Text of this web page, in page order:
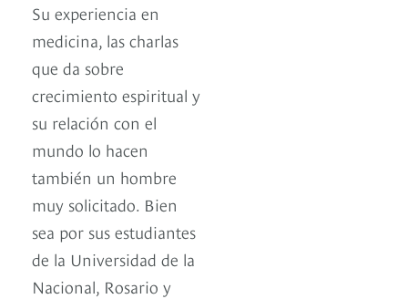
Su experiencia en
medicina, las charlas
que da sobre
crecimiento espiritual y
su relación con el
mundo lo hacen
también un hombre
muy solicitado. Bien
sea por sus estudiantes
de la Universidad de la
Nacional, Rosario y